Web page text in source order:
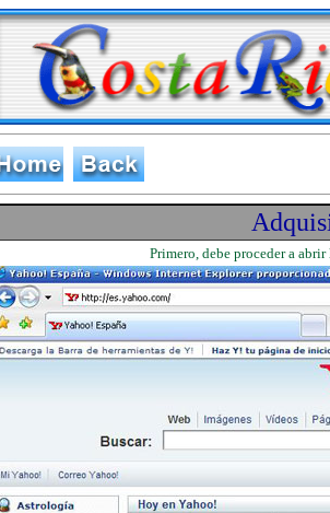
Primero, debe proceder a